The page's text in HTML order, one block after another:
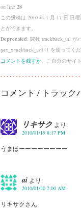
on line 28
この投稿は 2010 年 1 月 17 日 日
とができます。
Deprecated: 関数 trackback_url が
get_trackback_url() を使ってく
コメントを残すか、ご自分のサイ
コメント / トラック
リキサク より:
2010/01/19 8:17 PM
うまほーーーーーーーー
ai より:
2010/01/20 2:00 AM
リキサクさん